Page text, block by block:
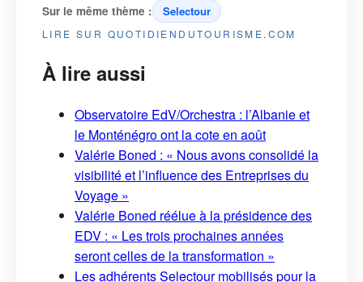
Sur le même thème : Selectour
LIRE SUR QUOTIDIENDUTOURISME.COM
À lire aussi
Observatoire EdV/Orchestra : l’Albanie et
le Monténégro ont la cote en août
Valérie Boned : « Nous avons consolidé la
visibilité et l’influence des Entreprises du
Voyage »
Valérie Boned réélue à la présidence des
EDV : « Les trois prochaines années
seront celles de la transformation »
Les adhérents Selectour mobilisés pour la